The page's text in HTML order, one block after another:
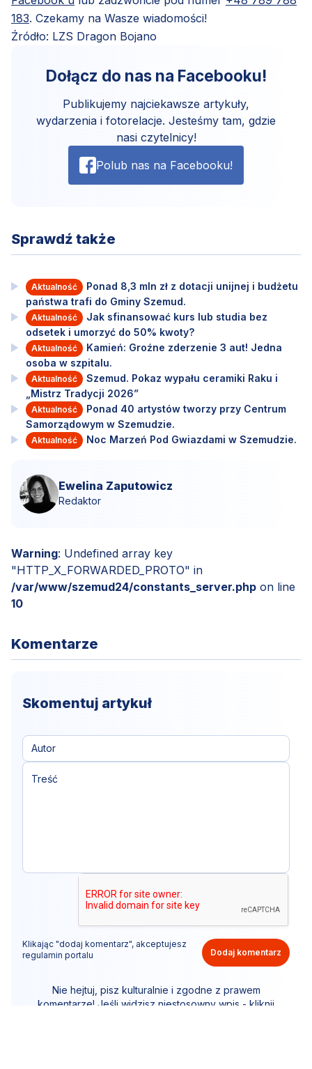
183. Czekamy na Wasze wiadomości!
Źródło: LZS Dragon Bojano
Dołącz do nas na Facebooku!
Publikujemy najciekawsze artykuły,
wydarzenia i fotorelacje. Jesteśmy tam, gdzie
nasi czytelnicy!
Polub nas na Facebooku!
Sprawdź także
Aktualność
Ponad 8,3 mln zł z dotacji unijnej i budżetu
państwa trafi do Gminy Szemud.
Aktualność
Jak sfinansować kurs lub studia bez
odsetek i umorzyć do 50% kwoty?
Aktualność
Kamień: Groźne zderzenie 3 aut! Jedna
osoba w szpitalu.
Aktualność
Szemud. Pokaz wypału ceramiki Raku i
„Mistrz Tradycji 2026”
Aktualność
Ponad 40 artystów tworzy przy Centrum
Samorządowym w Szemudzie.
Aktualność Noc Marzeń Pod Gwiazdami w Szemudzie.
Ewelina Zaputowicz
Redaktor
Warning: Undefined array key
"HTTP_X_FORWARDED_PROTO" in
/var/www/szemud24/constants_server.php on line
10
Komentarze
Skomentuj artykuł
Klikając "dodaj komentarz", akceptujesz
regulamin portalu
Dodaj komentarz
Nie hejtuj, pisz kulturalnie i zgodne z prawem
komentarze! Jeśli widzisz niestosowny wpis - kliknij